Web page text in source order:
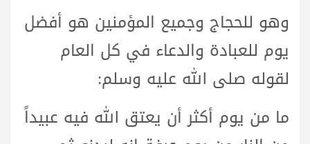
وهو للحجاج وجميع المؤمنين هو أفضل
يوم للعبادة والدعاء في كل العام
لقوله صلى الله عليه وسلم:
ما من يوم أكثر أن يعتق الله فيه عبيداً